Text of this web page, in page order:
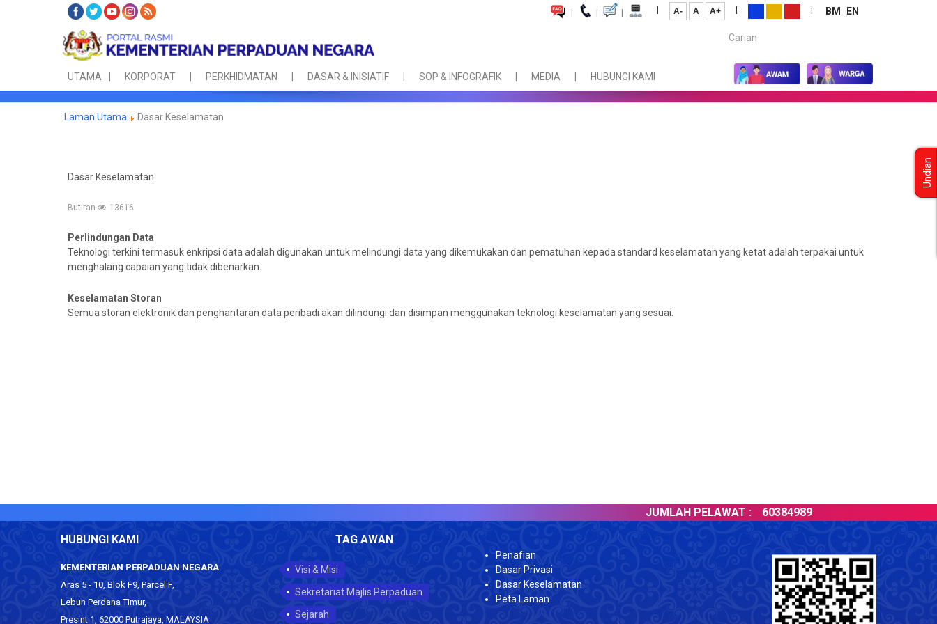
| | | | A- A A+ | | BM
EN
Carian...
UTAMA KORPORAT PERKHIDMATAN DASAR & INISIATIF SOP & INFOGRAFIK MEDIA HUBUNGI KAMI
Laman Utama Dasar Keselamatan
Dasar Keselamatan
Butiran 13616
Perlindungan Data
Teknologi terkini termasuk enkripsi data adalah digunakan untuk melindungi data yang dikemukakan dan pematuhan kepada standard keselamatan yang ketat adalah terpakai untuk
menghalang capaian yang tidak dibenarkan.
Keselamatan Storan
Semua storan elektronik dan penghantaran data peribadi akan dilindungi dan disimpan menggunakan teknologi keselamatan yang sesuai.
JUMLAH PELAWAT : 60384989
HUBUNGI KAMI
KEMENTERIAN PERPADUAN NEGARA
Aras 5 - 10, Blok F9, Parcel F,
Lebuh Perdana Timur,
Presint 1, 62000 Putrajaya, MALAYSIA
TAG AWAN
Visi & Misi
Sekretariat Majlis Perpaduan
Sejarah
Penafian
Dasar Privasi
Dasar Keselamatan
Peta Laman
Undian